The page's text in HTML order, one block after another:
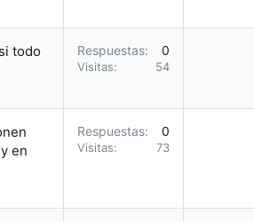
todo
Respuestas 0
Visitas 54
en
Respuestas 0
Visitas 73